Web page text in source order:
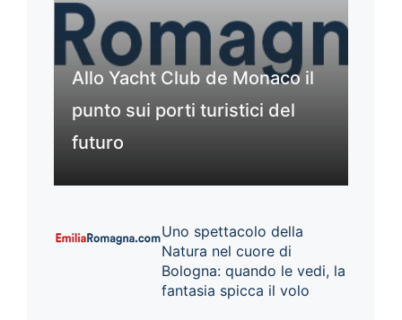
Allo Yacht Club de Monaco il
punto sui porti turistici del
futuro
Uno spettacolo della
Natura nel cuore di
Bologna: quando le vedi, la
fantasia spicca il volo